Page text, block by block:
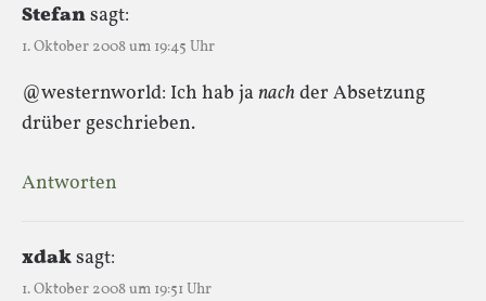
Stefansagt:
1. Oktober 2008 um 19:45 Uhr
@westernworld: Ich hab janachder Absetzung
drüber geschrieben.
Antworten
xdaksagt:
1. Oktober 2008 um 19:51 Uhr